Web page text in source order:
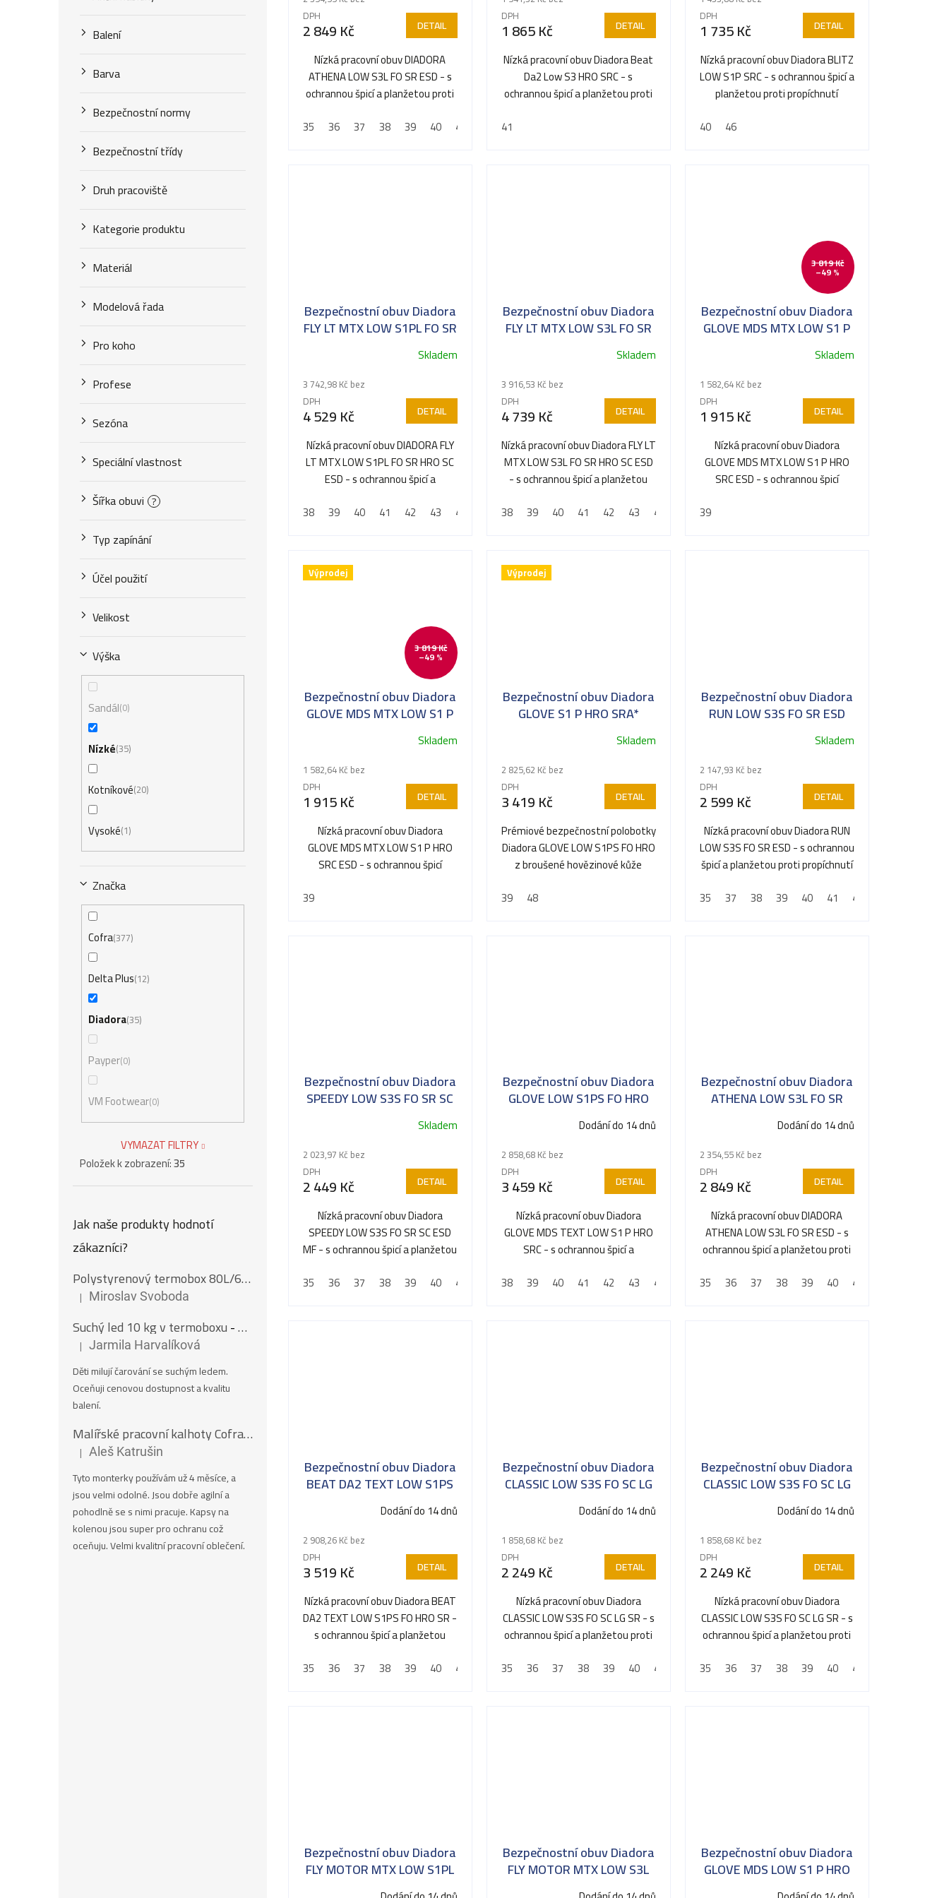
Balení
Barva
Bezpečnostní normy
Bezpečnostní třídy
Druh pracoviště
Kategorie produktu
Materiál
Modelová řada
Pro koho
Profese
Sezóna
Speciální vlastnost
Šířka obuvi ?
Typ zapínání
Účel použití
Velikost
Výška
Sandál 0
Nízké 35
Kotníkové 20
Vysoké 1
Značka
Cofra377
Delta Plus 12
Diadora35
Payper 0
VM Footwear 0
VYMAZAT FILTRY
Položek k zobrazení:35
Jak naše produkty hodnotí
zákazníci?
Polystyrenový termobox 80L/62Kg
Hodnocení produktu je 5 z 5 hvězdiček.
| Miroslav Svoboda
Suchý led 10 kg v termoboxu- Nugety 16 mm
Hodnocení produktu je 5 z 5 hvězdiček.
| Jarmila Harvalíková
Děti milují čarování se suchým ledem.
Oceňuji cenovou dostupnost a kvalitu
balení.
Malířské pracovní kalhoty Cofra SALISBOURG
Hodnocení produktu je 5 z 5 hvězdiček.
| Aleš Katrušin
Tyto monterky používám už 4 měsíce, a
jsou velmi odolné. Jsou dobře agilní a
pohodlně se s nimi pracuje. Kapsy na
kolenou jsou super pro ochranu což
oceňuju. Velmi kvalitní pracovní oblečení.
DPH
2 849 Kč DETAIL
Nízká pracovní obuv DIADORA
ATHENA LOW S3L FO SR ESD - s
ochrannou špicí a planžetou proti
35 36 37 38 39 40 41
DPH
1 865 Kč DETAIL
Nízká pracovní obuv Diadora Beat
Da2 Low S3 HRO SRC - s
ochrannou špicí a planžetou proti
41
DPH
1 735 Kč DETAIL
Nízká pracovní obuv Diadora BLITZ
LOW S1P SRC - s ochrannou špicí a
planžetou proti propíchnutí
40
46
Bezpečnostní obuv Diadora
FLY LT MTX LOW S1PL FO SR
Skladem
3 742,98 Kč bez
DPH
4 529 Kč DETAIL
Nízká pracovní obuv DIADORA FLY
LT MTX LOW S1PL FO SR HRO SC
ESD - s ochrannou špicí a
38 39 40 41 42 43 44 46 47 48
Bezpečnostní obuv Diadora
FLY LT MTX LOW S3L FO SR
Skladem
3 916,53 Kč bez
DPH
4 739 Kč DETAIL
Nízká pracovní obuv Diadora FLY LT
MTX LOW S3L FO SR HRO SC ESD
- s ochrannou špicí a planžetou
38 39 40 41 42 43 44 46
3 819 Kč
–49 %
Bezpečnostní obuv Diadora
GLOVE MDS MTX LOW S1 P
HRO SRC ESD *Skladem
1 582,64 Kč bez
DPH
1 915 Kč DETAIL
Nízká pracovní obuv Diadora
GLOVE MDS MTX LOW S1 P HRO
SRC ESD - s ochrannou špicí
39
Výprodej
3 819 Kč
–49 %
Bezpečnostní obuv Diadora
GLOVE MDS MTX LOW S1 P
HRO SRC ESD *Skladem
1 582,64 Kč bez
DPH
1 915 Kč DETAIL
Nízká pracovní obuv Diadora
GLOVE MDS MTX LOW S1 P HRO
SRC ESD - s ochrannou špicí
39
Výprodej
Bezpečnostní obuv Diadora
GLOVE S1 P HRO SRA*
Skladem
2 825,62 Kč bez
DPH
3 419 Kč DETAIL
Prémiové bezpečnostní polobotky
Diadora GLOVE LOW S1PS FO HRO
z broušené hovězinové kůže
39 48
Bezpečnostní obuv Diadora
RUN LOW S3S FO SR ESD
Skladem
2 147,93 Kč bez
DPH
2 599 Kč DETAIL
Nízká pracovní obuv Diadora RUN
LOW S3S FO SR ESD - s ochrannou
špicí a planžetou proti propíchnutí
35
37 38 39 40 41 42
Bezpečnostní obuv Diadora
SPEEDY LOW S3S FO SR SC
Skladem
2 023,97 Kč bez
DPH
2 449 Kč DETAIL
Nízká pracovní obuv Diadora
SPEEDY LOW S3S FO SR SC ESD
MF - s ochrannou špicí a planžetou
35 36 37 38 39 40 41 43 44 45 46 47 48
Bezpečnostní obuv Diadora
GLOVE LOW S1PS FO HRO
Dodání do 14 dnů
2 858,68 Kč bez
DPH
3 459 Kč DETAIL
Nízká pracovní obuv Diadora
GLOVE MDS TEXT LOW S1 P HRO
SRC - s ochrannou špicí a
38 39 40 41 42 43 44 46 47 48
Bezpečnostní obuv Diadora
ATHENA LOW S3L FO SR
ESD
Dodání do 14 dnů
2 354,55 Kč bez
DPH
2 849 Kč DETAIL
Nízká pracovní obuv DIADORA
ATHENA LOW S3L FO SR ESD - s
ochrannou špicí a planžetou proti
35 36 37 38 39 40 41
Bezpečnostní obuv Diadora
BEAT DA2 TEXT LOW S1PS
FO HRO SR
Dodání do 14 dnů
2 908,26 Kč bez
DPH
3 519 Kč DETAIL
Nízká pracovní obuv Diadora BEAT
DA2 TEXT LOW S1PS FO HRO SR -
s ochrannou špicí a planžetou
35 36 37 38 39 40 41 43 44 45 46 47 48
Bezpečnostní obuv Diadora
CLASSIC LOW S3S FO SC LG
SR černá
Dodání do 14 dnů
1 858,68 Kč bez
DPH
2 249 Kč DETAIL
Nízká pracovní obuv Diadora
CLASSIC LOW S3S FO SC LG SR - s
ochrannou špicí a planžetou proti
35 36 37 38 39 40 41 43 44 45 46 47 48
Bezpečnostní obuv Diadora
CLASSIC LOW S3S FO SC LG
SR hnědá
Dodání do 14 dnů
1 858,68 Kč bez
DPH
2 249 Kč DETAIL
Nízká pracovní obuv Diadora
CLASSIC LOW S3S FO SC LG SR - s
ochrannou špicí a planžetou proti
35 36 37 38 39 40 41
Bezpečnostní obuv Diadora
FLY MOTOR MTX LOW S1PL
SR HRO SR SC ESD
Bezpečnostní obuv Diadora
FLY MOTOR MTX LOW S3L
FO SR HRO SC ESD
Bezpečnostní obuv Diadora
GLOVE MDS LOW S1 P HRO